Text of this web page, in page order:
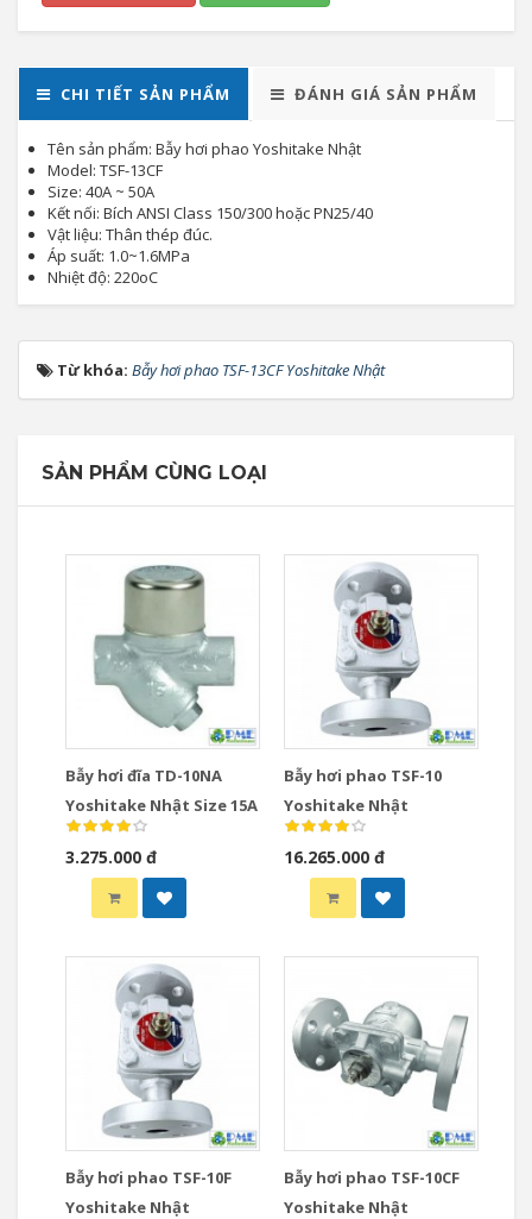
CHI TIẾT SẢN PHẨM ĐÁNH GIÁ SẢN PHẨM
Tên sản phẩm: Bẫy hơi phao Yoshitake Nhật
Model: TSF-13CF
Size: 40A ~ 50A
Kết nối: Bích ANSI Class 150/300 hoặc PN25/40
Vật liệu: Thân thép đúc.
Áp suất: 1.0~1.6MPa
Nhiệt độ: 220oC
Từ khóa: Bẫy hơi phao TSF-13CF Yoshitake Nhật
SẢN PHẨM CÙNG LOẠI
Bẫy hơi đĩa TD-10NA
Yoshitake Nhật Size 15A
3.275.000 đ
Bẫy hơi phao TSF-10
Yoshitake Nhật
16.265.000 đ
Bẫy hơi phao TSF-10F
Yoshitake Nhật
Bẫy hơi phao TSF-10CF
Yoshitake Nhật